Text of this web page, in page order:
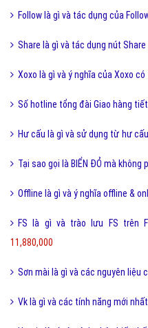
Follow là gì và tác dụng của
Share là gì và tác dụng nút
Xoxo là gì và ý nghĩa của Xoxo
Số hotline tổng đài Giao hàng
Hư cấu là gì và sử dụng từ hư
Tại sao gọi là BIỂN ĐỎ mà không
Offline là gì và ý nghĩa offline &
FS là gì và trào lưu FS trên
11,880,000
Sơn mài là gì và các nguyên liệu
Vk là gì và các tính năng mới